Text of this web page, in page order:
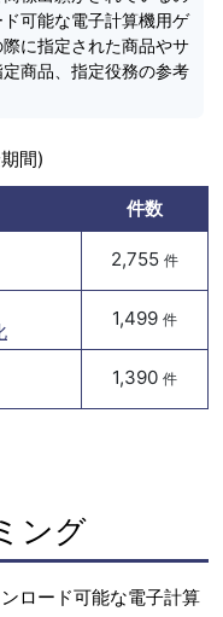
可能な電子計算機用ゲ
に指定された商品やサ
商品、指定役務の参考
間)
件数
2,755 件
1,499 件
1,390 件
ング
ロード可能な電子計算